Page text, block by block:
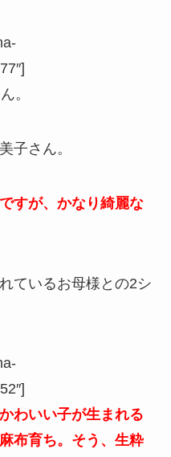
。
子さん。
すが、かなり綺麗な
ているお母様との2シ
わいい子が生まれる
布育ち。そう、生粋